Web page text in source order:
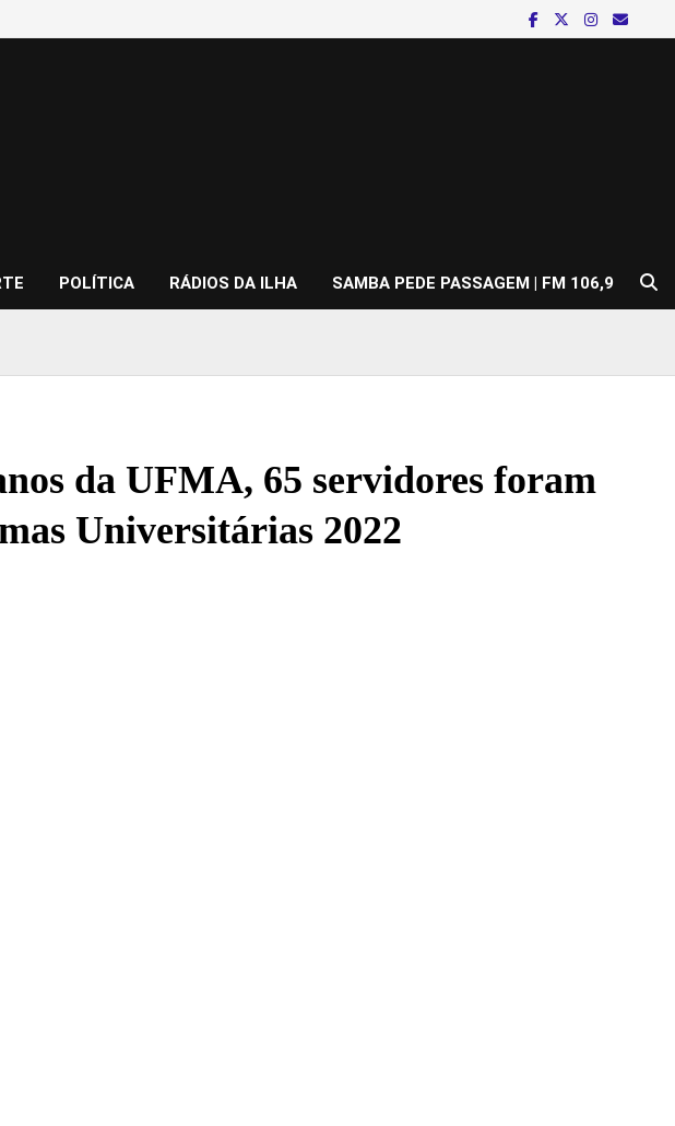
POLÍTICA RÁDIOS DA ILHA SAMBA PEDE PASSAGEM | FM 106,9
da UFMA, 65 servidores foram
Universitárias 2022